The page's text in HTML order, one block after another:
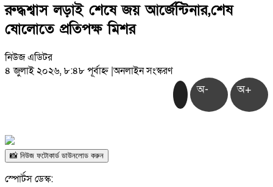
রুদ্ধশ্বাস লড়াই শেষে জয় আর্জেন্টিনার,শেষ
ষোলোতে প্রতিপক্ষ মিশর
নিউজ এডিটর
৪ জুলাই ২০২৬, ৮:৪৮ পূর্বাহ্ন|অনলাইন সংস্করণ
অ- অ+
📸 নিউজ ফটোকার্ড ডাউনলোড করুন
স্পোর্টস ডেস্ক: